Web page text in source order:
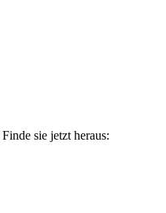
Finde sie jetzt heraus: